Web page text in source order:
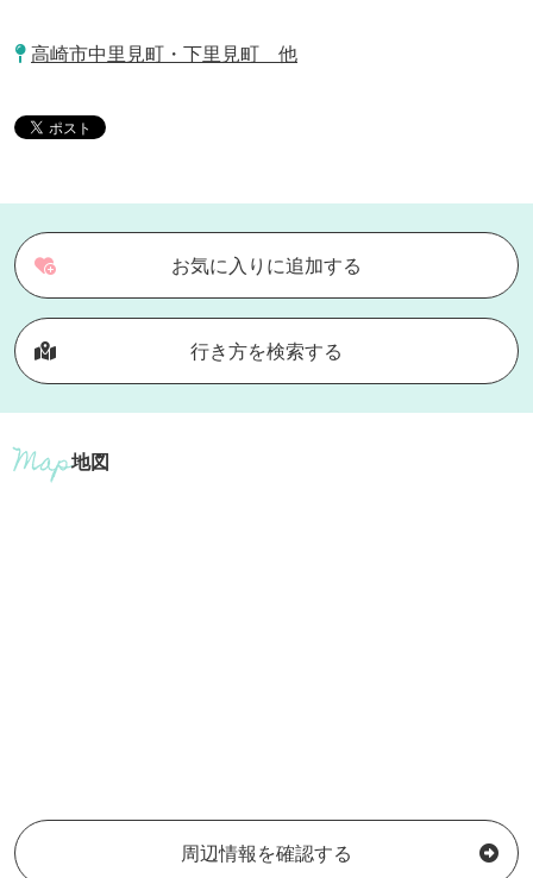
高崎市中里見町・下里見町 他
お気に入りに追加する
行き方を検索する
地図
周辺情報を確認する